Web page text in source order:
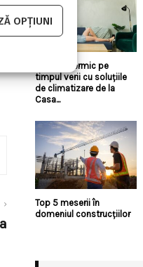
OPȚIUNI
Confort termic pe
timpul verii cu soluțiile
de climatizare de la
Casa...
Top 5 meserii în
domeniul construcțiilor